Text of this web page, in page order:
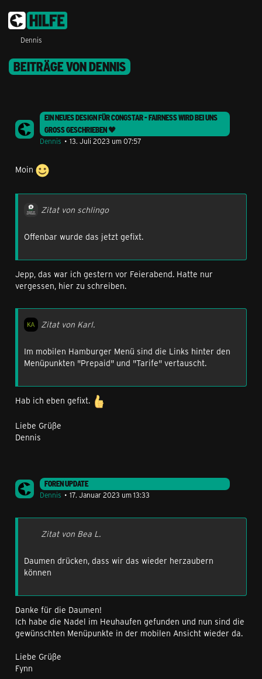
Dennis
BEITRÄGE VON DENNIS
EIN NEUES DESIGN FÜR CONGSTAR - FAIRNESS WIRD BEI UNS
GROSS GESCHRIEBEN 🖤
Dennis
13. Juli 2023 um 07:57
Moin
Zitat von schlingo
Offenbar wurde das jetzt gefixt.
Jepp, das war ich gestern vor Feierabend. Hatte nur
vergessen, hier zu schreiben.
Zitat von Karl.
Im mobilen Hamburger Menü sind die Links hinter den
Menüpunkten "Prepaid" und "Tarife" vertauscht.
Hab ich eben gefixt.
Liebe Grüße
Dennis
FOREN UPDATE
Dennis
17. Januar 2023 um 13:33
Zitat von Bea L.
Daumen drücken, dass wir das wieder herzaubern
können
Danke für die Daumen!
Ich habe die Nadel im Heuhaufen gefunden und nun sind die
gewünschten Menüpunkte in der mobilen Ansicht wieder da.
Liebe Grüße
Fynn